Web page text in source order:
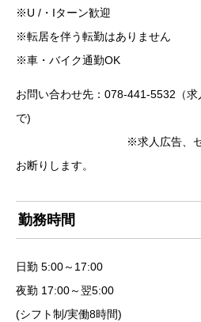
※U /・Iターン歓迎
※転居を伴う転勤はありません
※車・バイク通勤OK
お問い合わせ先：078-441-5532（求
※求人広告、セールス
お断りします。
勤務時間
日勤 5:00～17:00
夜勤 17:00～翌5:00
(シフト制/実働8時間)